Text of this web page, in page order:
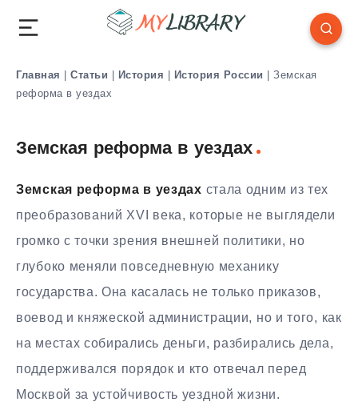
Главная | Статьи | История | История России | Земская
реформа в уездах
Земская реформа в уездах
Земская реформа в уездах стала одним из тех
преобразований XVI века, которые не выглядели
громко с точки зрения внешней политики, но
глубоко меняли повседневную механику
государства. Она касалась не только приказов,
воевод и княжеской администрации, но и того, как
на местах собирались деньги, разбирались дела,
поддерживался порядок и кто отвечал перед
Москвой за устойчивость уездной жизни.